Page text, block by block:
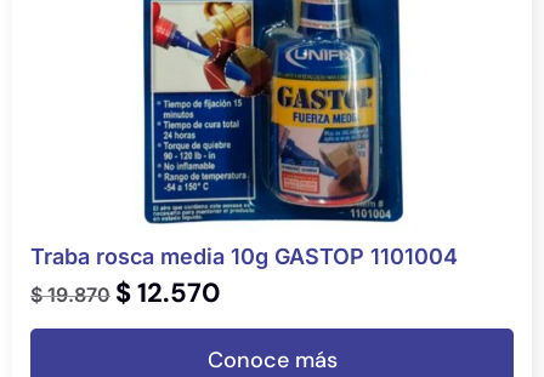
Traba rosca media 10g GASTOP 1101004
$19.870 $12.570
Conoce más